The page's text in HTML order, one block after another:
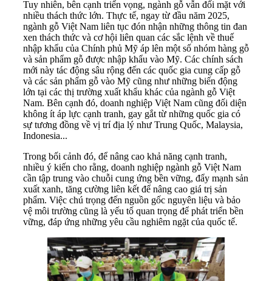
Tuy nhiên, bên cạnh triển vọng, ngành gỗ vẫn đối mặt với
nhiều thách thức lớn. Thực tế, ngay từ đầu năm 2025,
ngành gỗ Việt Nam liên tục đón nhận những thông tin đan
xen thách thức và cơ hội liên quan các sắc lệnh về thuế
nhập khẩu của Chính phủ Mỹ áp lên một số nhóm hàng gỗ
và sản phẩm gỗ được nhập khẩu vào Mỹ. Các chính sách
mới này tác động sâu rộng đến các quốc gia cung cấp gỗ
và các sản phẩm gỗ vào Mỹ cũng như những biến động
lớn tại các thị trường xuất khẩu khác của ngành gỗ Việt
Nam. Bên cạnh đó, doanh nghiệp Việt Nam cũng đối diện
không ít áp lực cạnh tranh, gay gắt từ những quốc gia có
sự tương đồng về vị trí địa lý như Trung Quốc, Malaysia,
Indonesia...
Trong bối cảnh đó, để nâng cao khả năng cạnh tranh,
nhiều ý kiến cho rằng, doanh nghiệp ngành gỗ Việt Nam
cần tập trung vào chuỗi cung ứng bền vững, đẩy mạnh sản
xuất xanh, tăng cường liên kết để nâng cao giá trị sản
phẩm. Việc chú trọng đến nguồn gốc nguyên liệu và bảo
vệ môi trường cũng là yếu tố quan trọng để phát triển bền
vững, đáp ứng những yêu cầu nghiêm ngặt của quốc tế.